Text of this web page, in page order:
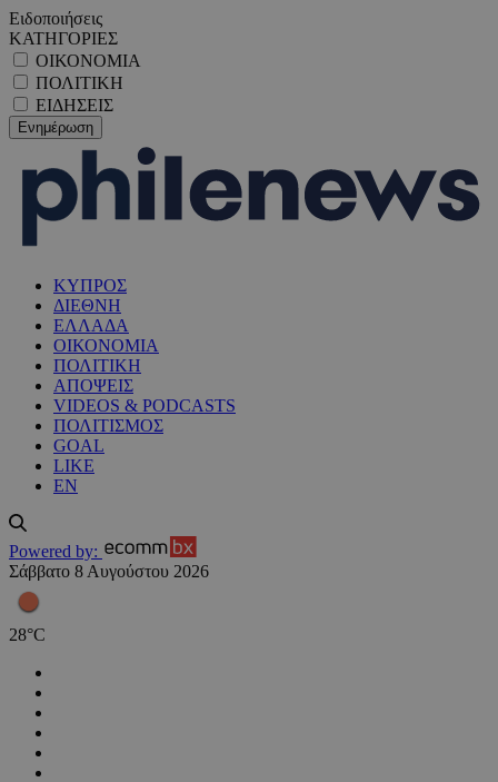
Ειδοποιήσεις
ΚΑΤΗΓΟΡΙΕΣ
ΟΙΚΟΝΟΜΙΑ
ΠΟΛΙΤΙΚΗ
ΕΙΔΗΣΕΙΣ
ΚΥΠΡΟΣ
ΔΙΕΘΝΗ
ΕΛΛΑΔΑ
ΟΙΚΟΝΟΜΙΑ
ΠΟΛΙΤΙΚΗ
ΑΠΟΨΕΙΣ
VIDEOS & PODCASTS
ΠΟΛΙΤΙΣΜΟΣ
GOAL
LIKE
EN
Powered by:
Σάββατο 8 Αυγούστου 2026
28°C